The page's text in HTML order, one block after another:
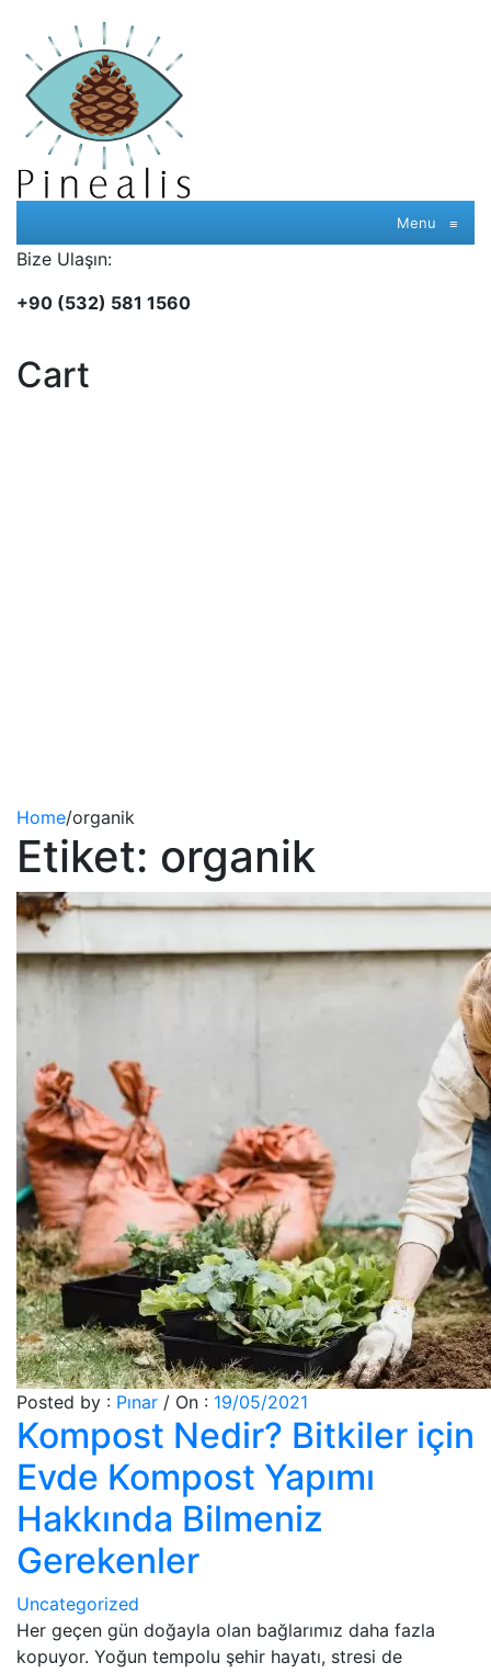
Menu ≡
Bize Ulaşın:
+90 (532) 581 1560
Cart
Home/organik
Etiket: organik
Posted by : Pınar / On : 19/05/2021
Kompost Nedir? Bitkiler için
Evde Kompost Yapımı
Hakkında Bilmeniz
Gerekenler
Uncategorized
Her geçen gün doğayla olan bağlarımız daha fazla
kopuyor. Yoğun tempolu şehir hayatı, stresi de